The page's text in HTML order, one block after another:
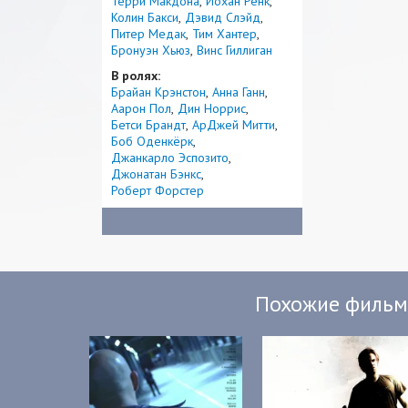
Колин Бакси Дэвид Слэйд
Питер Медак Тим Хантер
Бронуэн Хьюз Винс Гиллиган
В ролях:
Брайан Крэнстон Анна Ганн
Аарон Пол Дин Норрис
Бетси Брандт АрДжей Митти
Боб Оденкёрк
Джанкарло Эспозито
Джонатан Бэнкс
Роберт Форстер
Похожие